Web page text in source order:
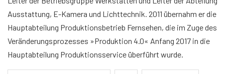
Ausstattung, E-Kamera und Lichttechnik. 2011 übernahm er die
Hauptabteilung Produktionsbetrieb Fernsehen, die im Zuge des
Veränderungsprozesses »Produktion 4.0« Anfang 2017 in die
Hauptabteilung Produktionsservice überführt wurde.